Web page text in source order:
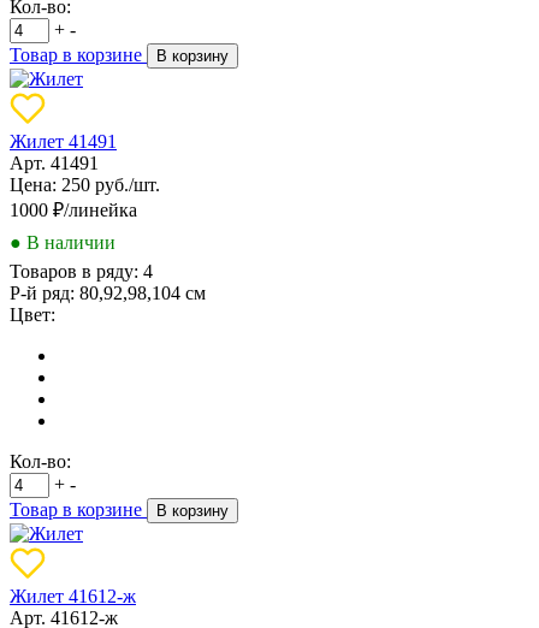
Кол-во:
+ -
Товар в корзине
В корзину
Жилет 41491
Арт. 41491
Цена: 250 руб./шт.
1000 ₽/линейка
● В наличии
Товаров в ряду: 4
Р-й ряд: 80,92,98,104 см
Цвет:
Кол-во:
+ -
Товар в корзине
В корзину
Жилет 41612-ж
Арт. 41612-ж